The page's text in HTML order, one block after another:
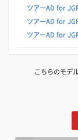
ツアーAD for
ツアーAD for
ツアーAD for
こちらのモデ